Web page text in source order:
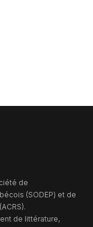
de
(SODEP) et de
de littérature,